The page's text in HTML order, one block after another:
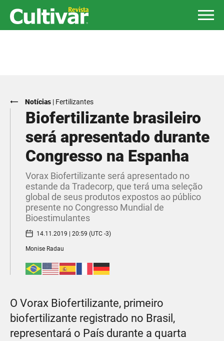
Notícias | Fertilizantes
Biofertilizante brasileiro
será apresentado durante
Congresso na Espanha
Vorax Biofertilizante será apresentado no
estande da Tradecorp, que terá uma seleção
global de seus produtos expostos ao público
presente no Congresso Mundial de
Bioestimulantes
14.11.2019 | 20:59 (UTC -3)
Monise Radau
O Vorax Biofertilizante, primeiro
biofertilizante registrado no Brasil,
representará o País durante a quarta